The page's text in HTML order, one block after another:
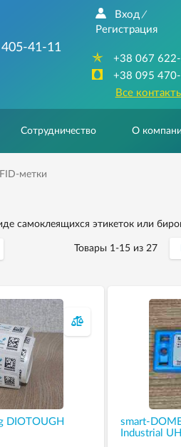
41-11
Вход /
Регистрация
+38 067
+38 095
Все
Сотрудничество О
метки
самоклеящихся этикеток или
Товары 1-15 из 27
DIOTOUGH
smart-
Industrial